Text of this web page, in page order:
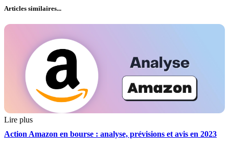
Articles similaires...
Lire plus
Action Amazon en bourse : analyse, prévisions et avis en 2023